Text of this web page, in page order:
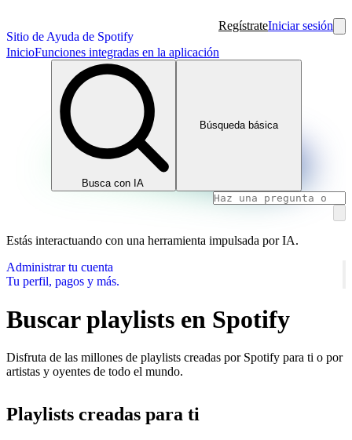
Sitio de Ayuda de Spotify
RegístrateIniciar sesión
InicioFunciones integradas en la aplicación
Busca con IA
Búsqueda básica
Estás interactuando con una herramienta impulsada por IA.
Administrar tu cuenta
Tu perfil, pagos y más.
Buscar playlists en Spotify
Disfruta de las millones de playlists creadas por Spotify para ti o por
artistas y oyentes de todo el mundo.
Playlists creadas para ti